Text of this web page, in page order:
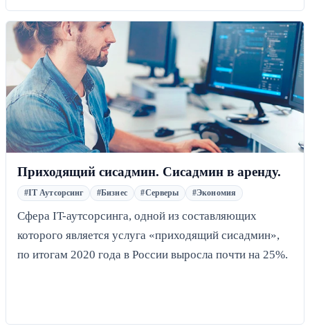
Приходящий сисадмин. Сисадмин в аренду.
#IT Аутсорсинг #Бизнес #Серверы #Экономия
Сфера IT-аутсорсинга, одной из составляющих
которого является услуга «приходящий сисадмин»,
по итогам 2020 года в России выросла почти на 25%.